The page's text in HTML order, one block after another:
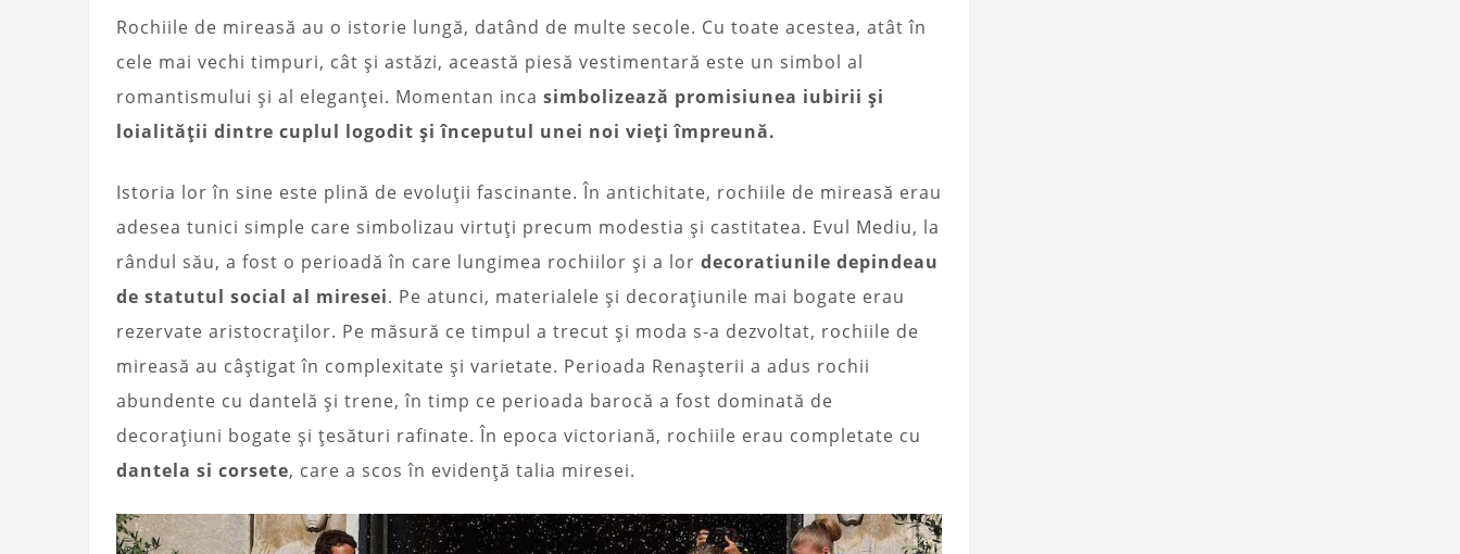
Rochiile de mireasă au o istorie lungă, datând de multe secole. Cu toate acestea, atât în ​​
cele mai vechi timpuri, cât și astăzi, această piesă vestimentară este un simbol al
romantismului și al eleganței. Momentan inca simbolizează promisiunea iubirii și
loialității dintre cuplul logodit și începutul unei noi vieți împreună.
Istoria lor în sine este plină de evoluții fascinante. În antichitate, rochiile de mireasă erau
adesea tunici simple care simbolizau virtuți precum modestia și castitatea. Evul Mediu, la
rândul său, a fost o perioadă în care lungimea rochiilor și a lor decoratiunile depindeau
de statutul social al miresei. Pe atunci, materialele și decorațiunile mai bogate erau
rezervate aristocraților. Pe măsură ce timpul a trecut și moda s-a dezvoltat, rochiile de
mireasă au câștigat în complexitate și varietate. Perioada Renașterii a adus rochii
abundente cu dantelă și trene, în timp ce perioada barocă a fost dominată de
decorațiuni bogate și țesături rafinate. În epoca victoriană, rochiile erau completate cu
dantela si corsete, care a scos în evidență talia miresei.